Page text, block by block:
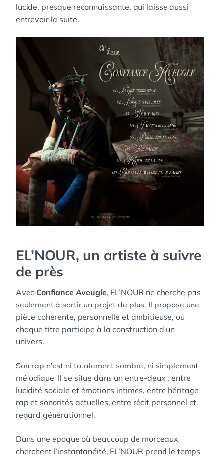
lucide, presque reconnaissante, qui laisse aussi
entrevoir la suite.
EL’NOUR, un artiste à suivre
de près
Avec Confiance Aveugle, EL’NOUR ne cherche pas
seulement à sortir un projet de plus. Il propose une
pièce cohérente, personnelle et ambitieuse, où
chaque titre participe à la construction d’un
univers.
Son rap n’est ni totalement sombre, ni simplement
mélodique. Il se situe dans un entre-deux : entre
lucidité sociale et émotions intimes, entre héritage
rap et sonorités actuelles, entre récit personnel et
regard générationnel.
Dans une époque où beaucoup de morceaux
cherchent l’instantanéité, EL’NOUR prend le temps